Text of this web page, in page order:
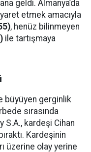
geldi. Almanya’da
etmek amacıyla
, henüz bilinmeyen
ile tartışmaya
büyüyen gerginlik
sırasında
S.A., kardeşi Cihan
Kardeşinin
üzerine olay yerine